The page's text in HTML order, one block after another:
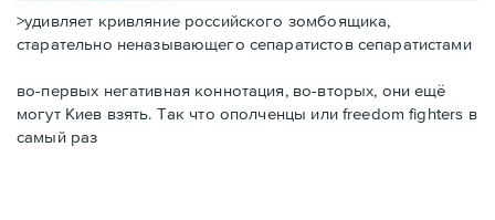
>удивляет кривляние российского зомбоящика,
старательно неназывающего сепаратистов сепаратистами
во-первых негативная коннотация, во-вторых, они ещё
могут Киев взять. Так что ополченцы или freedom fighters в
самый раз